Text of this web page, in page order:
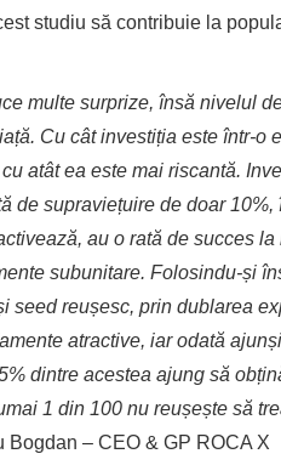
studiu să contribuie la
multe surprize, însă nivelul
Cu cât investiția este într-o
atât ea este mai riscantă.
de supraviețuire de doar
au o rată de succes
subunitare. Folosindu-și
seed reușesc, prin dublarea
atractive, iar odată
dintre acestea ajung să
1 din 100 nu reușește să
Bogdan – CEO & GP ROCA X